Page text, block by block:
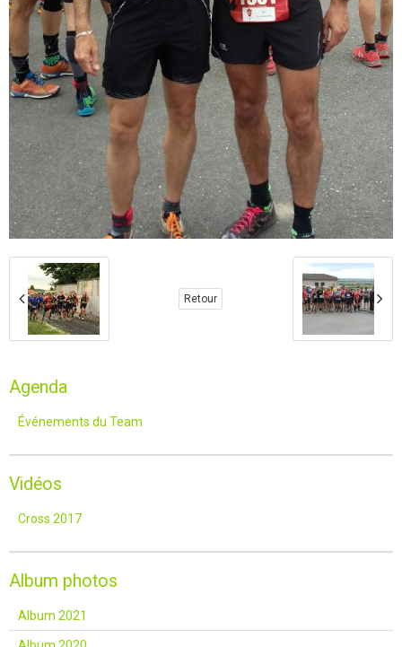
Retour
Agenda
Événements du Team
Vidéos
Cross 2017
Album photos
Album 2021